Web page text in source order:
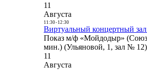
11
Августа
11:30- 12:30
Виртуальный концертный
Показ м/ф «Мойдодыр»
мин.) (Ульяновой, 1, зал № 12)
11
Августа